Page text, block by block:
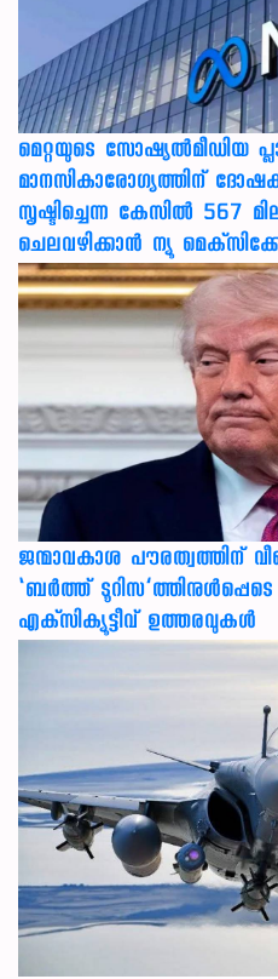
മെറ്റയുടെ സോഷ്യല്‍മീഡിയ
മാനസികാരോഗ്യത്തിന്
സൃഷ്ടിച്ചെന്ന കേസില്‍ 567
ചെലവഴിക്കാന്‍ ന്യൂ
ജന്മാവകാശ പൗരത്വത്തിന്
‘ബര്‍ത്ത് ടൂറിസ’ത്തിനുള്‍പ്പെടെ
എക്‌സിക്യൂട്ടീവ് ഉത്തരവുകള്‍